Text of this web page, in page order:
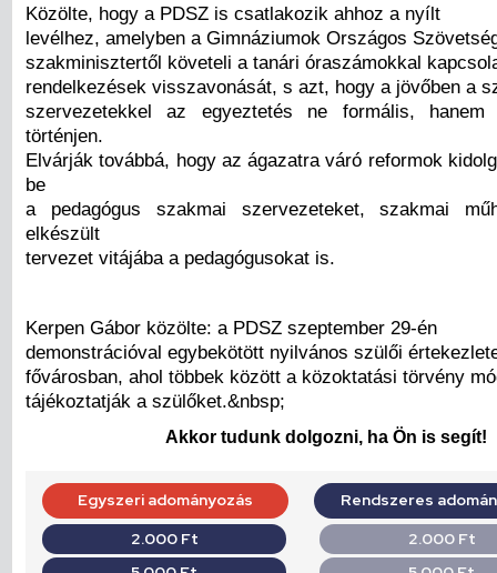
Közölte, hogy a PDSZ is csatlakozik ahhoz a nyílt
levélhez, amelyben a Gimnáziumok Országos
szakminisztertől követeli a tanári óraszámokkal
rendelkezések visszavonását, s azt, hogy a jövőben a
szervezetekkel az egyeztetés ne formális, hanem
történjen.
Elvárják továbbá, hogy az ágazatra váró reformok
be
a pedagógus szakmai szervezeteket, szakmai
elkészült
tervezet vitájába a pedagógusokat is.
Kerpen Gábor közölte: a PDSZ szeptember 29-én
demonstrációval egybekötött nyilvános szülői
fővárosban, ahol többek között a közoktatási törvény
tájékoztatják a szülőket.&nbsp;
Akkor tudunk dolgozni, ha Ön is segít!